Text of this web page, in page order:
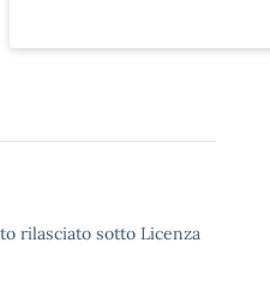
rilasciato sotto Licenza